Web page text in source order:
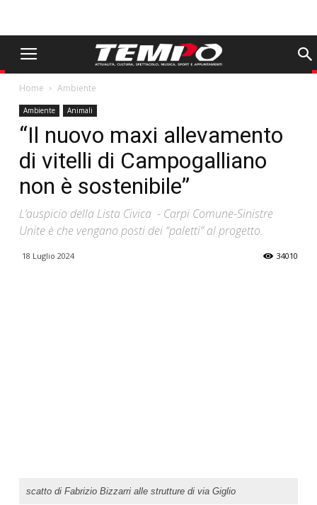
Home Ambiente
Ambiente Animali
“Il nuovo maxi allevamento
di vitelli di Campogalliano
non è sostenibile”
L’auspicio della Lista Civica - Carpi Comune-Sinistre
Unite è che vengano posti dei “paletti” al progetto.
18 Luglio 2024 34010
scatto di Fabrizio Bizzarri alle strutture di via Giglio